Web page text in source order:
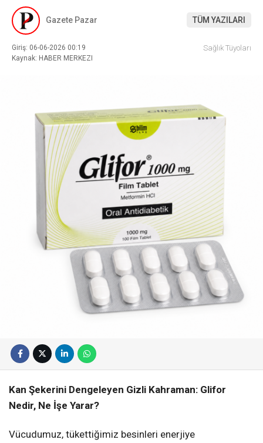
Gazete Pazar TÜM YAZILARI
Giriş: 06-06-2026 00:19
Kaynak: HABER MERKEZI
Sağlık Tüyoları
Kan Şekerini Dengeleyen Gizli Kahraman: Glifor
Nedir, Ne İşe Yarar?
Vücudumuz, tükettiğimiz besinleri enerjiye